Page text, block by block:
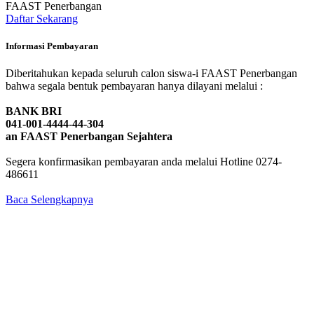
FAAST Penerbangan
Daftar Sekarang
Informasi Pembayaran
Diberitahukan kepada seluruh calon siswa-i FAAST Penerbangan
bahwa segala bentuk pembayaran hanya dilayani melalui :
BANK BRI
041-001-4444-44-304
an FAAST Penerbangan Sejahtera
Segera konfirmasikan pembayaran anda melalui Hotline 0274-
486611
Baca Selengkapnya